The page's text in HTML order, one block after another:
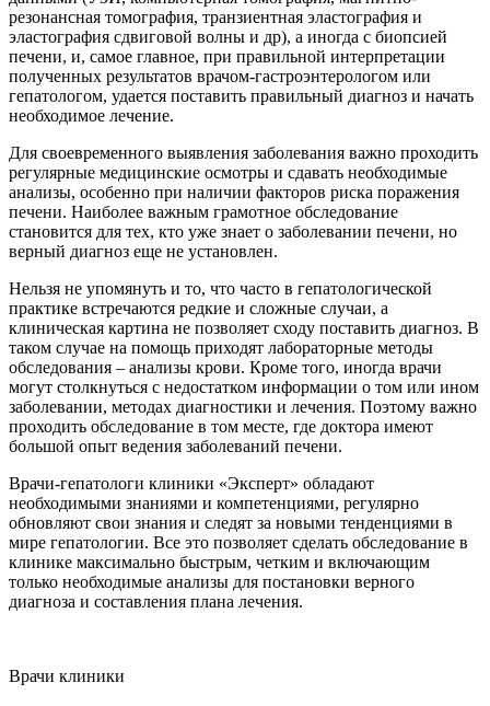
резонансная томография, транзиентная эластография и
эластография сдвиговой волны и др), а иногда с биопсией
печени, и, самое главное, при правильной интерпретации
полученных результатов врачом-гастроэнтерологом или
гепатологом, удается поставить правильный диагноз и начать
необходимое лечение.
Для своевременного выявления заболевания важно проходить
регулярные медицинские осмотры и сдавать необходимые
анализы, особенно при наличии факторов риска поражения
печени. Наиболее важным грамотное обследование
становится для тех, кто уже знает о заболевании печени, но
верный диагноз еще не установлен.
Нельзя не упомянуть и то, что часто в гепатологической
практике встречаются редкие и сложные случаи, а
клиническая картина не позволяет сходу поставить диагноз. В
таком случае на помощь приходят лабораторные методы
обследования – анализы крови. Кроме того, иногда врачи
могут столкнуться с недостатком информации о том или ином
заболевании, методах диагностики и лечения. Поэтому важно
проходить обследование в том месте, где доктора имеют
большой опыт ведения заболеваний печени.
Врачи-гепатологи клиники «Эксперт» обладают
необходимыми знаниями и компетенциями, регулярно
обновляют свои знания и следят за новыми тенденциями в
мире гепатологии. Все это позволяет сделать обследование в
клинике максимально быстрым, четким и включающим
только необходимые анализы для постановки верного
диагноза и составления плана лечения.
Врачи клиники